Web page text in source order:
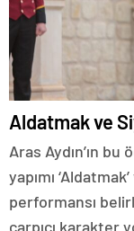
Aldatmak ve
Aras Aydın’ın
yapımı
performansı
çarpıcı karakter